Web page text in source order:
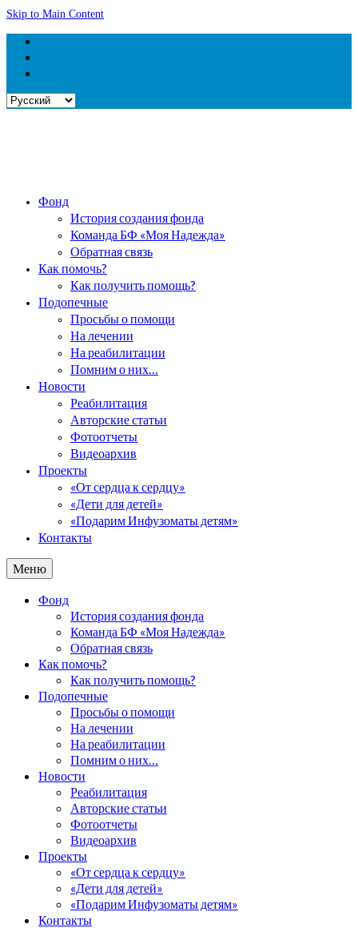
Skip to Main Content
Выбрать
Фонд
История создания фонда
Команда БФ «Моя Надежда»
Обратная связь
Как помочь?
Как получить помощь?
Подопечные
Просьбы о помощи
На лечении
На реабилитации
Помним о них…
Новости
Реабилитация
Авторские статьи
Фотоотчеты
Видеоархив
Проекты
«От сердца к сердцу»
«Дети для детей»
«Подарим Инфузоматы детям»
Контакты
Меню
Фонд
История создания фонда
Команда БФ «Моя Надежда»
Обратная связь
Как помочь?
Как получить помощь?
Подопечные
Просьбы о помощи
На лечении
На реабилитации
Помним о них…
Новости
Реабилитация
Авторские статьи
Фотоотчеты
Видеоархив
Проекты
«От сердца к сердцу»
«Дети для детей»
«Подарим Инфузоматы детям»
Контакты